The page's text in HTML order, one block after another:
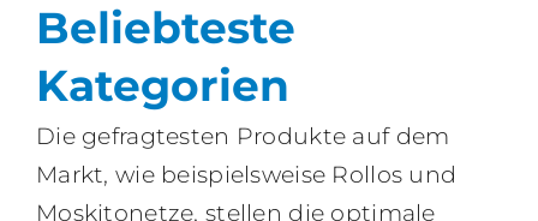
Beliebteste
Kategorien
Die gefragtesten Produkte auf dem
Markt, wie beispielsweise Rollos und
Moskitonetze, stellen die optimale